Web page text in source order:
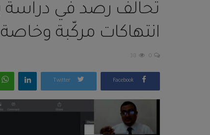
تحالف رصد في دراسة
انتهاكات مركّبة
0
38
Facebook
Twitter